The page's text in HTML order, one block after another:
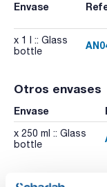
Envase
x 1 l :: Glass
bottle
Otros envases
Envase
x 250 ml :: Glass
bottle